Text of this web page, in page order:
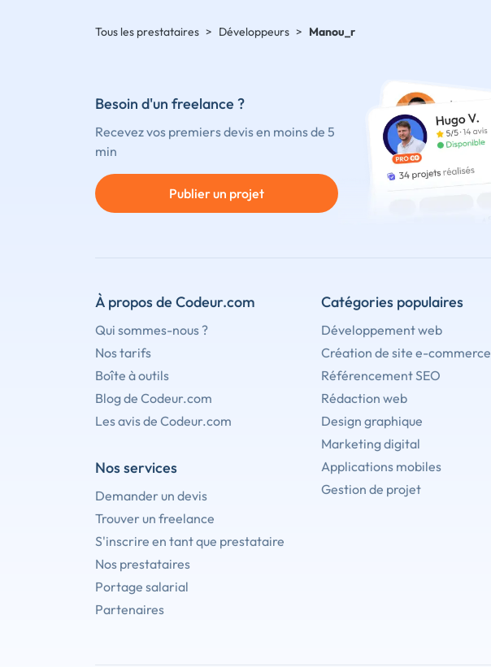
Tous les prestataires > Développeurs > Manou_r
Besoin d'un freelance ?
Recevez vos premiers devis en moins de 5
min
Publier un projet
À propos de Codeur.com
Qui sommes-nous ?
Nos tarifs
Boîte à outils
Blog de Codeur.com
Les avis de Codeur.com
Nos services
Demander un devis
Trouver un freelance
S'inscrire en tant que prestataire
Nos prestataires
Portage salarial
Partenaires
Catégories populaires
Développement web
Création de site e-commerce
Référencement SEO
Rédaction web
Design graphique
Marketing digital
Applications mobiles
Gestion de projet